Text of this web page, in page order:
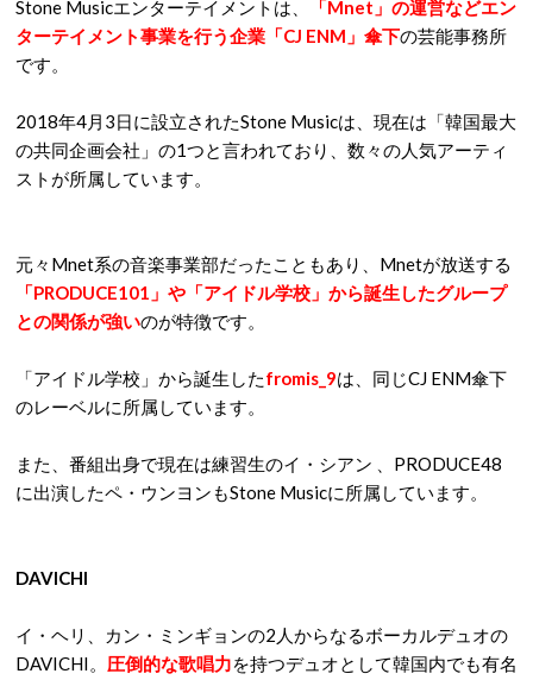
Stone Musicエンターテイメントは、
「Mnet」の運営などエン
ターテイメント事業を行う企業「CJ ENM」傘下の芸能事務所
です。
2018年4月3日に設立されたStone Musicは、現在は「韓国最大
の共同企画会社」の1つと言われており、数々の人気アーティ
ストが所属しています。
元々Mnet系の音楽事業部だったこともあり、Mnetが放送する
「PRODUCE101」や「アイドル学校」から誕生したグループ
との関係が強いのが特徴です。
「アイドル学校」から誕生したfromis_9は、同じCJ ENM傘下
のレーベルに所属しています。
また、番組出身で現在は練習生のイ・シアン 、PRODUCE48
に出演したペ・ウンヨンもStone Musicに所属しています。
DAVICHI
イ・ヘリ、カン・ミンギョンの2人からなるボーカルデュオの
DAVICHI。 圧倒的な歌唱力を持つデュオとして韓国内でも有名